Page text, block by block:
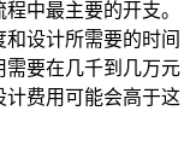
中最主要的开支。
设计所需要的时间
需要在几千到几万元
计费用可能会高于这